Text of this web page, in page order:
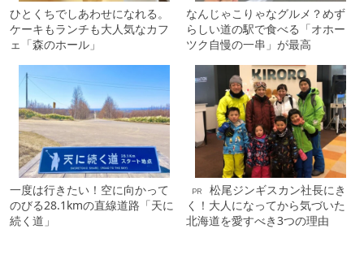
ひとくちでしあわせになれる。
ケーキもランチも大人気なカフ
ェ「森のホール」
なんじゃこりゃなグルメ？めず
らしい道の駅で食べる「オホー
ツク自慢の一串」が最高
一度は行きたい！空に向かって
のびる28.1kmの直線道路「天に
続く道」
PR
松尾ジンギスカン社長にき
く！大人になってから気づいた
北海道を愛すべき3つの理由